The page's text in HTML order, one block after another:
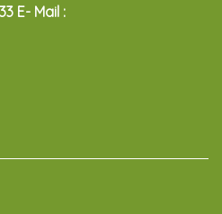
E- Mail :